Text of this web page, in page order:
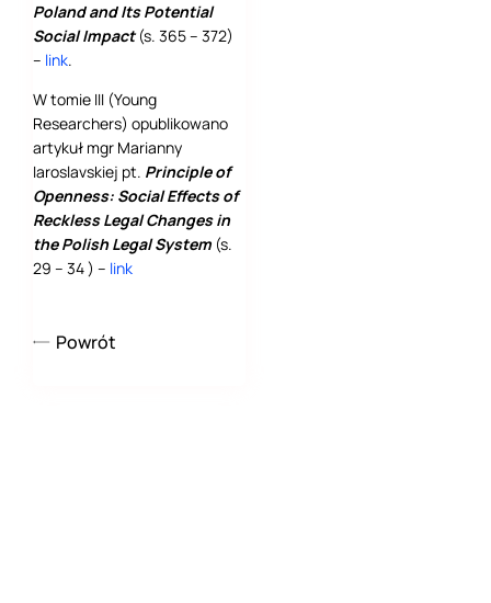
Poland and Its Potential
Social Impact(s. 365 – 372)
– link.
W tomie III (Young
Researchers) opublikowano
artykuł mgr Marianny
Iaroslavskiej pt. Principle of
Openness: Social Effects of
Reckless Legal Changes in
the Polish Legal System (s.
29 – 34 ) – link
Powrót